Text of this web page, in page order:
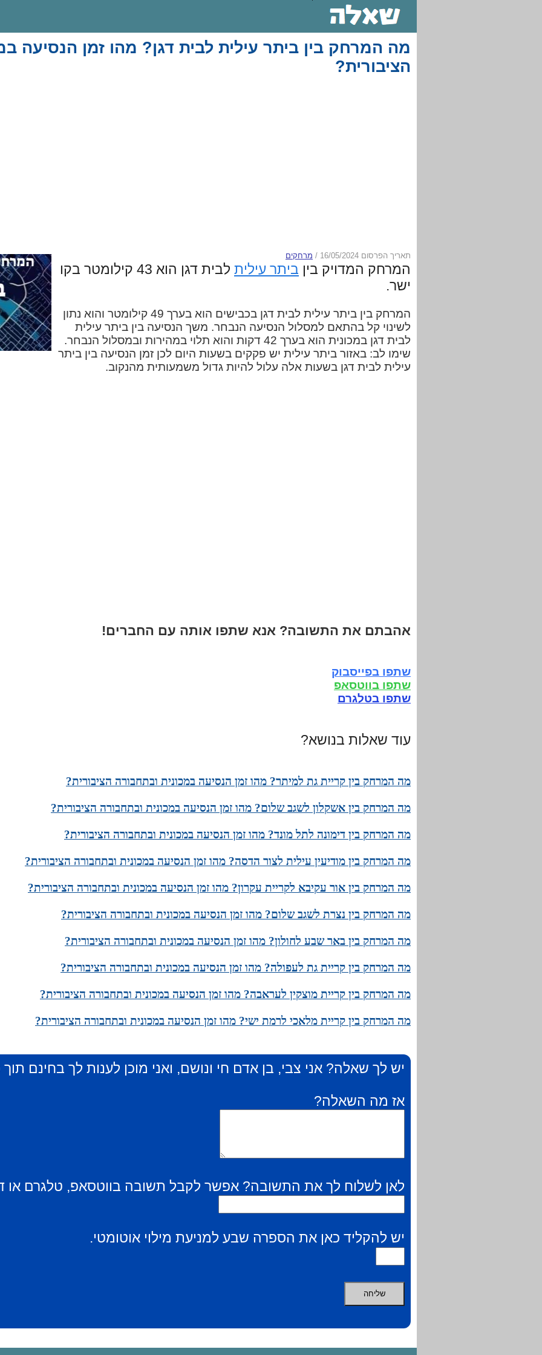
מה המרחק בין ביתר עילית לבית דגן? מהו זמן הנסיעה
הציבורית?
תאריך הפרסום 16/05/2024 / מרחקים
המרחק המדויק בין ביתר עילית
לבית דגן הוא 43 קילומטר בקו
ישר.
המרחק בין ביתר עילית לבית דגן בכבישים הוא בערך 49 קילומטר והוא נתון
לשינוי קל בהתאם למסלול הנסיעה הנבחר. משך הנסיעה בין ביתר עילית
לבית דגן במכונית הוא בערך 42 דקות והוא תלוי במהירות ובמסלול הנבחר.
שימו לב: באזור ביתר עילית יש פקקים בשעות היום לכן זמן הנסיעה בין ביתר
עילית לבית דגן בשעות אלה עלול להיות גדול משמעותית מהנקוב.
אהבתם את התשובה? אנא שתפו אותה עם החברים!
שתפו בפייסבוק
שתפו בווטסאפ
שתפו בטלגרם
עוד שאלות בנושא?
מה המרחק בין קריית גת למיתר? מהו זמן הנסיעה במכונית ובתחבורה הציבורית?
מה המרחק בין אשקלון לשגב שלום? מהו זמן הנסיעה במכונית ובתחבורה הציבורית?
מה המרחק בין דימונה לתל מונד? מהו זמן הנסיעה במכונית ובתחבורה הציבורית?
מה המרחק בין מודיעין עילית לצור הדסה? מהו זמן הנסיעה במכונית ובתחבורה הציבורית?
מה המרחק בין אור עקיבא לקריית עקרון? מהו זמן הנסיעה במכונית ובתחבורה הציבורית?
מה המרחק בין נצרת לשגב שלום? מהו זמן הנסיעה במכונית ובתחבורה הציבורית?
מה המרחק בין באר שבע לחולון? מהו זמן הנסיעה במכונית ובתחבורה הציבורית?
מה המרחק בין קריית גת לעפולה? מהו זמן הנסיעה במכונית ובתחבורה הציבורית?
מה המרחק בין קריית מוצקין לעראבה? מהו זמן הנסיעה במכונית ובתחבורה הציבורית?
מה המרחק בין קריית מלאכי לרמת ישי? מהו זמן הנסיעה במכונית ובתחבורה הציבורית?
יש לך שאלה? אני צבי, בן אדם חי ונושם, ואני מוכן לענות לך בחינם
אז מה השאלה?
לאן לשלוח לך את התשובה? אפשר לקבל תשובה בווטסאפ, טלגרם או
יש להקליד כאן את הספרה שבע למניעת מילוי אוטומטי.